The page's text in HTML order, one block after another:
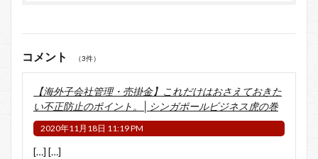
コメント （3件）
【海外子会社管理・売掛金】これだけはおさえておきた
い不正防止のポイント。│シンガポールビジネス虎の巻
2020年11月18日 11:19 PM
[…] […]